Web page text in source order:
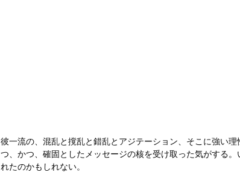
彼一流の、混乱と撹乱と錯乱とアジテーション、そこに強い
つ、かつ、確固としたメッセージの核を受け取った気がする
れたのかもしれない。